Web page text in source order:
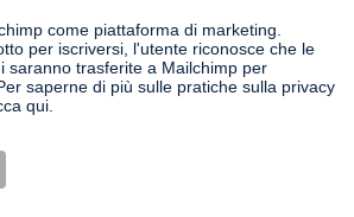
come piattaforma di marketing.
per iscriversi, l'utente riconosce che le
saranno trasferite a Mailchimp per
saperne di più sulle pratiche sulla privacy
qui.